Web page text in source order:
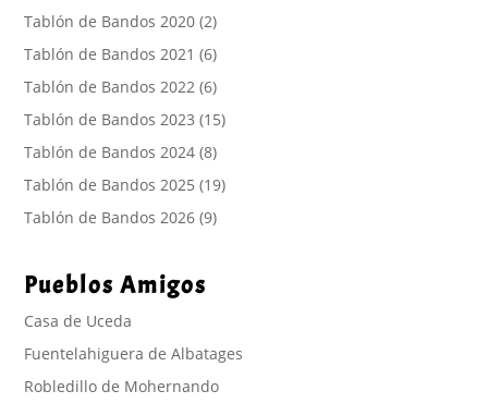
Tablón de Bandos 2020 (2)
Tablón de Bandos 2021 (6)
Tablón de Bandos 2022 (6)
Tablón de Bandos 2023 (15)
Tablón de Bandos 2024 (8)
Tablón de Bandos 2025 (19)
Tablón de Bandos 2026 (9)
Pueblos Amigos
Casa de Uceda
Fuentelahiguera de Albatages
Robledillo de Mohernando